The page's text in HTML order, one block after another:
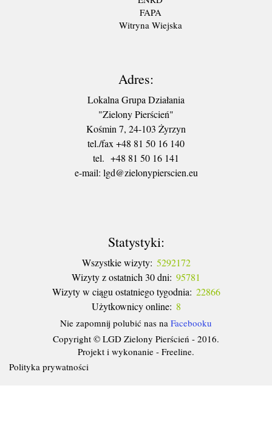
FAPA
Witryna Wiejska
Adres:
Lokalna Grupa Działania
"Zielony Pierścień"
Kośmin 7, 24-103 Żyrzyn
tel./fax +48 81 50 16 140
tel. +48 81 50 16 141
​e-mail: lgd@zielonypierscien.eu
Statystyki:
Wszystkie wizyty: 5292172
Wizyty z ostatnich 30 dni: 95781
Wizyty w ciągu ostatniego tygodnia: 22866
Użytkownicy online: 8
Nie zapomnij polubić nas na Facebooku
Copyright © LGD Zielony Pierścień - 2016.
Projekt i wykonanie - Freeline.
Polityka prywatności